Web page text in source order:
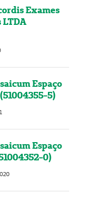
Exames
Espaço
5)
Espaço
0)